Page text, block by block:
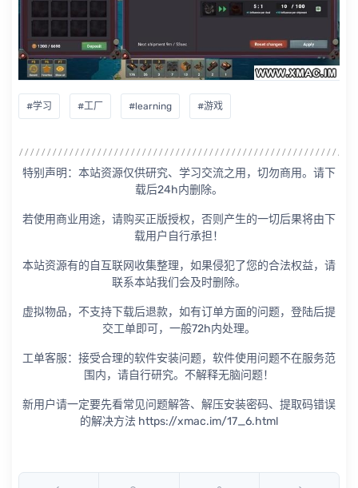
#学习 #工厂 #learning #游戏
特别声明：本站资源仅供研究、学习交流之用，切勿商用。请下
载后24h内删除。
若使用商业用途，请购买正版授权，否则产生的一切后果将由下
载用户自行承担！
本站资源有的自互联网收集整理，如果侵犯了您的合法权益，请
联系本站我们会及时删除。
虚拟物品，不支持下载后退款，如有订单方面的问题，登陆后提
交工单即可，一般72h内处理。
工单客服：接受合理的软件安装问题，软件使用问题不在服务范
围内，请自行研究。不解释无脑问题！
新用户请一定要先看常见问题解答、解压安装密码、提取码错误
的解决方法 https://xmac.im/17_6.html